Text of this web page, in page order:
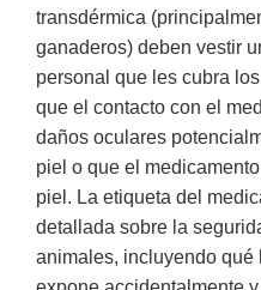
transdérmica
ganaderos) deben vestir
personal que les cubra
que el contacto con el
daños oculares
piel o que el
piel. La etiqueta del
detallada sobre la
animales, incluyendo qué